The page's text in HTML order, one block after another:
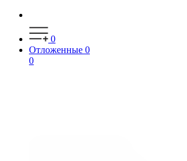
0
Отложенные 0
0